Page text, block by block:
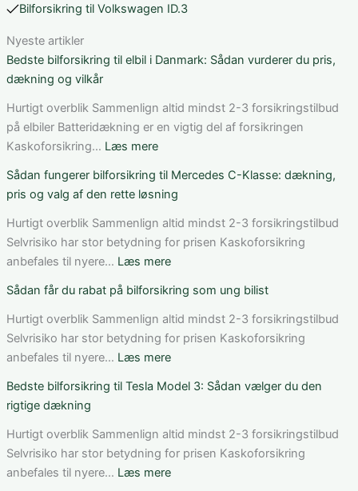
Bilforsikring til Volkswagen ID.3
Nyeste artikler
Bedste bilforsikring til elbil i Danmark: Sådan vurderer du pris,
dækning og vilkår
Hurtigt overblik Sammenlign altid mindst 2-3 forsikringstilbud
på elbiler Batteridækning er en vigtig del af forsikringen
Kaskoforsikring… Læs mere:
bilforsikring
til
elbil
i
Danmark:
vurderer
du
pris,
dækning
vilkår
Sådan fungerer bilforsikring til Mercedes C-Klasse: dækning,
pris og valg af den rette løsning
Hurtigt overblik Sammenlign altid mindst 2-3 forsikringstilbud
Selvrisiko har stor betydning for prisen Kaskoforsikring
anbefales til nyere… Læs mere:
fungerer
bilforsikring
til
Mercedes
Klasse:
pris
og
valg
Sådan får du rabat på bilforsikring som ung bilist
Hurtigt overblik Sammenlign altid mindst 2-3 forsikringstilbud
Selvrisiko har stor betydning for prisen Kaskoforsikring
anbefales til nyere… Læs mere:
får
rabat
på
bilforsikring
Bedste bilforsikring til Tesla Model 3: Sådan vælger du den
rigtige dækning
Hurtigt overblik Sammenlign altid mindst 2-3 forsikringstilbud
Selvrisiko har stor betydning for prisen Kaskoforsikring
anbefales til nyere… Læs mere: